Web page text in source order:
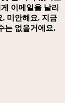
이메일을 날리
. 미안해요. 지금
는 없을거에요.